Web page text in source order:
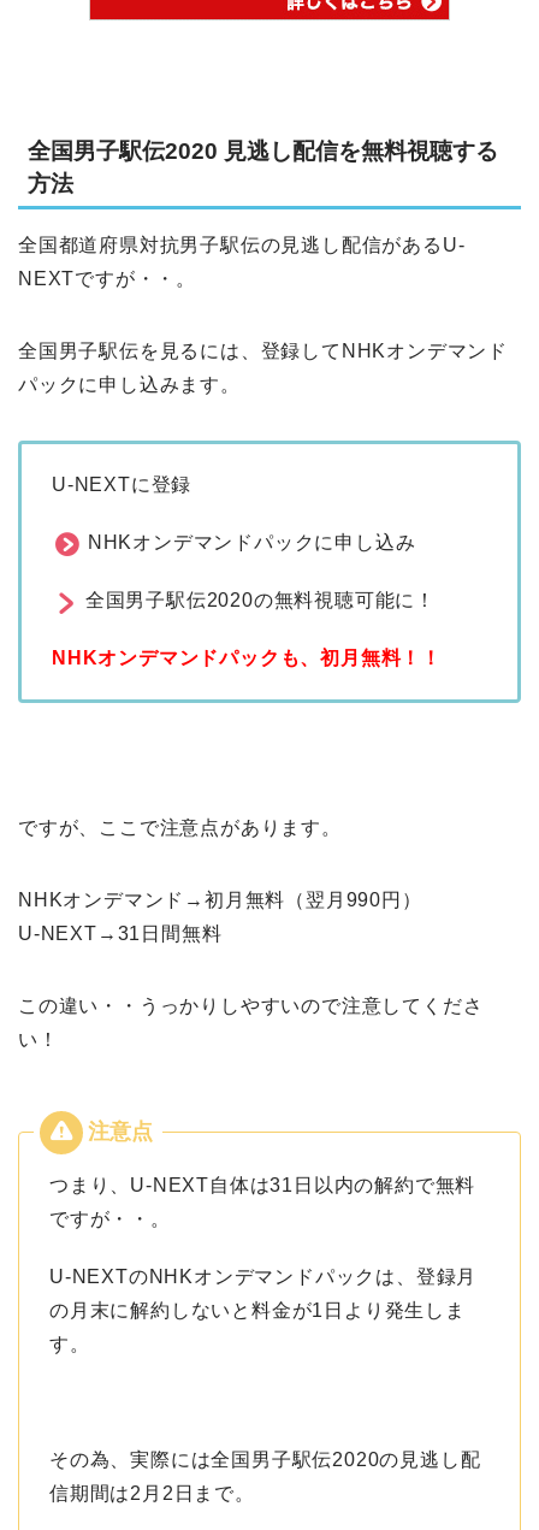
全国男子駅伝2020 見逃し配信を無料視聴する
方法
全国都道府県対抗男子駅伝の見逃し配信があるU-
NEXTですが・・。
全国男子駅伝を見るには、登録してNHKオンデマンド
パックに申し込みます。
U-NEXTに登録
NHKオンデマンドパックに申し込み
全国男子駅伝2020の無料視聴可能に！
NHKオンデマンドパックも、初月無料！！
ですが、ここで注意点があります。
NHKオンデマンド→初月無料（翌月990円）
U-NEXT→31日間無料
この違い・・うっかりしやすいので注意してくださ
い！
つまり、U-NEXT自体は31日以内の解約で無料
ですが・・。
U-NEXTのNHKオンデマンドパックは、登録月
の月末に解約しないと料金が1日より発生しま
す。
その為、実際には全国男子駅伝2020の見逃し配
信期間は2月2日まで。